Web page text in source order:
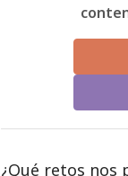
¿Qué retos nos